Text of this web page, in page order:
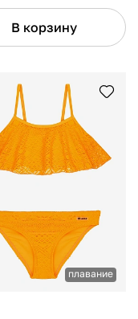
В корзину
плавание